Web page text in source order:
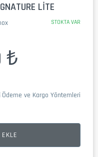
LITE
STOKTA VAR
₺
Ödeme ve Kargo Yöntemleri